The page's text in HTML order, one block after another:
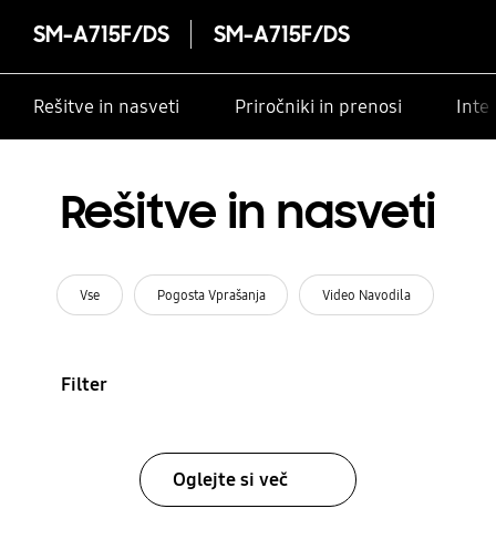
SM-A715F/DS SM-A715F/DS
Rešitve in nasveti Priročniki in prenosi
Rešitve in nasveti
Vse Pogosta Vprašanja Video Navodila
Filter
Oglejte si več